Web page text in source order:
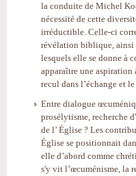
la conduite de Michel
nécessité de cette
irréductible. Celle-ci
révélation biblique, ainsi
lesquels elle se donne à
apparaître une aspiration
recul dans l’échange et
Entre dialogue
prosélytisme, recherche
de l’ Église ? Les
Église se positionnait
elle d’abord comme
s'y vit l’œcuménisme, la